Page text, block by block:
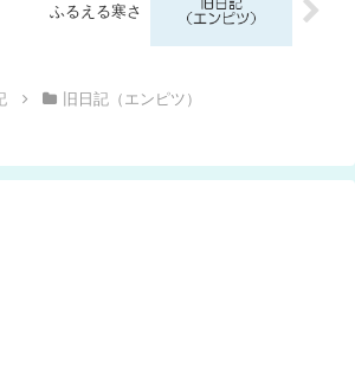
ふるえる寒さ
旧日記（エンピツ）